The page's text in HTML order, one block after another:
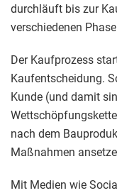
durchläuft bis zur
verschiedenen
Der Kaufprozess
Kaufentscheidung.
Kunde (und damit
nach dem
Maßnahmen
Mit Medien wie